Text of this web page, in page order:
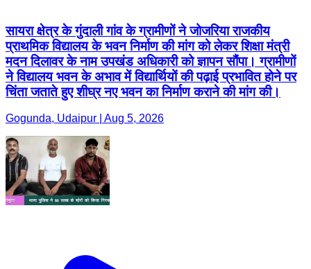
सायरा क्षेत्र के गुंदाली गांव के ग्रामीणों ने जोजरिया राजकीय
प्राथमिक विद्यालय के भवन निर्माण की मांग को लेकर शिक्षा मंत्री
मदन दिलावर के नाम उपखंड अधिकारी को ज्ञापन सौंपा। ग्रामीणों
ने विद्यालय भवन के अभाव में विद्यार्थियों की पढ़ाई प्रभावित होने पर
चिंता जताते हुए शीघ्र नए भवन का निर्माण कराने की मांग की।
Gogunda, Udaipur | Aug 5, 2026